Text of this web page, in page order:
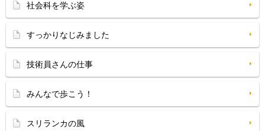
社会科を学ぶ姿
すっかりなじみました
技術員さんの仕事
みんなで歩こう！
スリランカの風